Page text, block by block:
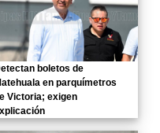
boletos de
en parquímetros
Victoria; exigen